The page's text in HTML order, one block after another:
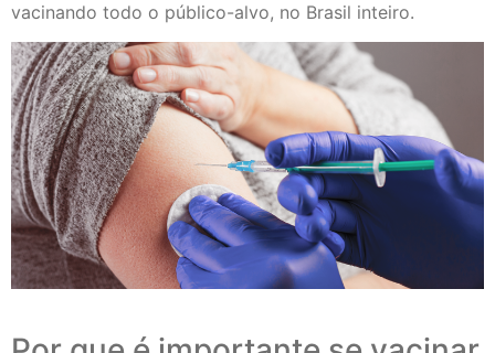
vacinando todo o público-alvo, no Brasil inteiro.